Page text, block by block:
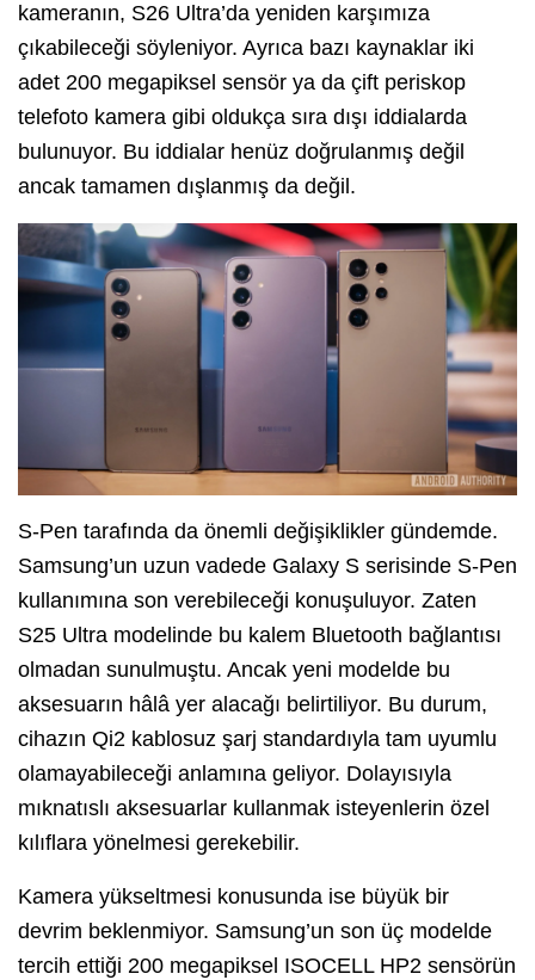
kameranın, S26 Ultra’da yeniden karşımıza
çıkabileceği söyleniyor. Ayrıca bazı kaynaklar iki
adet 200 megapiksel sensör ya da çift periskop
telefoto kamera gibi oldukça sıra dışı iddialarda
bulunuyor. Bu iddialar henüz doğrulanmış değil
ancak tamamen dışlanmış da değil.
S-Pen tarafında da önemli değişiklikler gündemde.
Samsung’un uzun vadede Galaxy S serisinde S-Pen
kullanımına son verebileceği konuşuluyor. Zaten
S25 Ultra modelinde bu kalem Bluetooth bağlantısı
olmadan sunulmuştu. Ancak yeni modelde bu
aksesuarın hâlâ yer alacağı belirtiliyor. Bu durum,
cihazın Qi2 kablosuz şarj standardıyla tam uyumlu
olamayabileceği anlamına geliyor. Dolayısıyla
mıknatıslı aksesuarlar kullanmak isteyenlerin özel
kılıflara yönelmesi gerekebilir.
Kamera yükseltmesi konusunda ise büyük bir
devrim beklenmiyor. Samsung’un son üç modelde
tercih ettiği 200 megapiksel ISOCELL HP2 sensörün